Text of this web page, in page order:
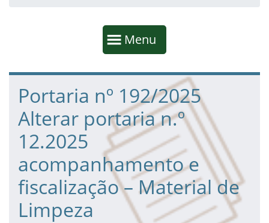
Mostrar
Menu
Fim da navegação
Início do conteúdo
Portaria nº 192/2025
Alterar portaria n.º
12.2025
acompanhamento e
fiscalização – Material de
Limpeza